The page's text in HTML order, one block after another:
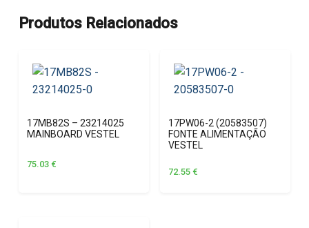
Produtos Relacionados
17MB82S – 23214025
MAINBOARD VESTEL
75.03 €
17PW06-2 (20583507)
FONTE ALIMENTAÇÃO
VESTEL
72.55 €